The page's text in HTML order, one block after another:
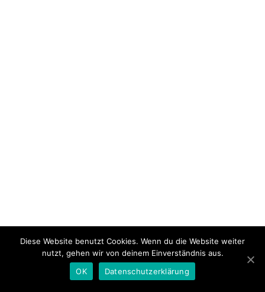
Diese Website benutzt Cookies. Wenn du die Website weiter
nutzt, gehen wir von deinem Einverständnis aus.
OK
Datenschutzerklärung